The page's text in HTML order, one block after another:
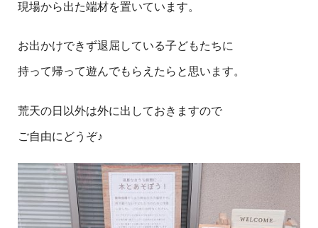
現場から出た端材を置いています。
お出かけできず退屈している子どもたちに
持って帰って遊んでもらえたらと思います。
荒天の日以外は外に出しておきますので
ご自由にどうぞ♪